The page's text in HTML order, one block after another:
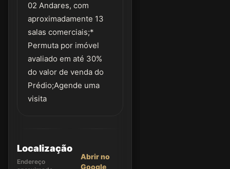
02 Andares, com
aproximadamente 13
salas comerciais;*
Permuta por imóvel
avaliado em até 30%
do valor de venda do
Prédio;Agende uma
visita
Localização
Endereço
Abrir no
Google